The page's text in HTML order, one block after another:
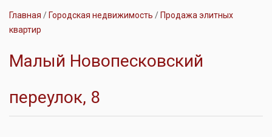
Главная Городская недвижимость
Продажа элитных
квартир
Малый Новопесковский
переулок, 8